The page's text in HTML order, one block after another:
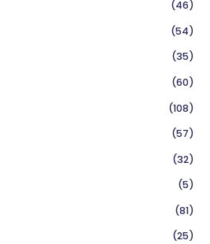
(46)
(54)
(35)
(60)
(108)
(57)
(32)
(5)
(81)
(25)